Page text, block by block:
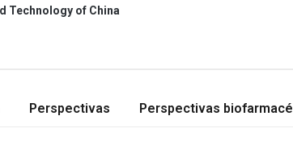
Technology of China
Perspectivas Perspectivas